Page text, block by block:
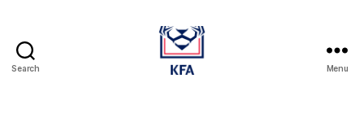
Search Menu